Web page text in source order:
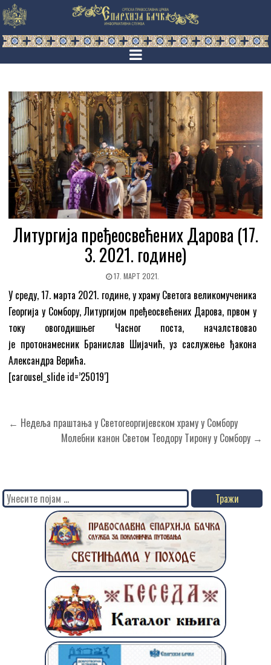
Литургија пређеосвећених Дарова (17.
3. 2021. године)
17. МАРТ 2021.
У среду, 17. марта 2021. године, у храму Светога великомученика
Георгија у Сомбору, Литургијом пређеосвећених Дарова, првом у
току овогодишњег Часног поста, началствовао
је протонамесник Бранислав Шијачић, уз саслужење ђакона
Александра Верића.
[carousel_slide id=’25019′]
Кретање
чланка
← Недеља праштања у Светогеоргијевском храму у Сомбору
Молебни канон Светом Теодору Тирону у Сомбору →
Search
for: